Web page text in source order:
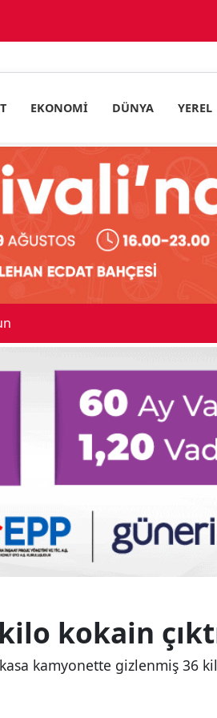
EKONOMI DÜNYA YEREL
kokain
kasa kamyonette gizlenmiş